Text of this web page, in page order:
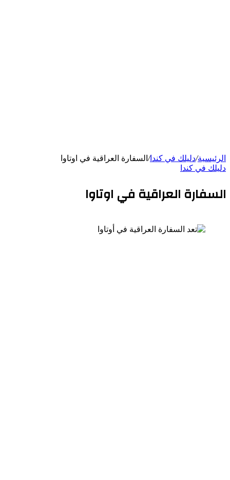
الرئيسية/دليلك في كندا/ السفارة العراقية في اوتاوا
دليلك في كندا
السفارة العراقية في اوتاوا